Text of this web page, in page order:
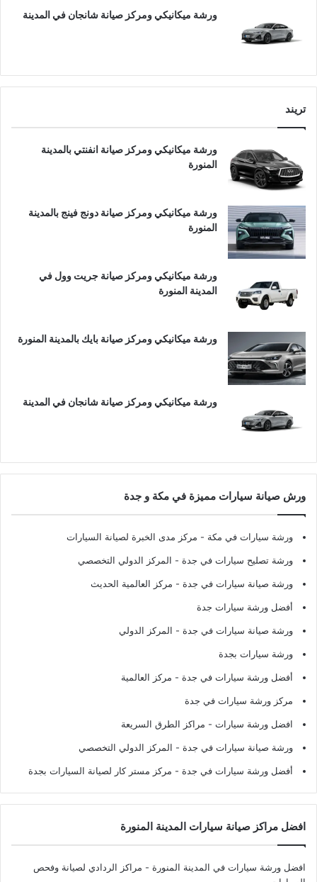
ورشة ميكانيكي ومركز صيانة شانجان في المدينة
تريند
ورشة ميكانيكي ومركز صيانة انفنتي بالمدينة
المنورة
ورشة ميكانيكي ومركز صيانة دونج فينج بالمدينة
المنورة
ورشة ميكانيكي ومركز صيانة جريت وول في
المدينة المنورة
ورشة ميكانيكي ومركز صيانة بايك بالمدينة المنورة
ورشة ميكانيكي ومركز صيانة شانجان في المدينة
ورش صيانة سيارات مميزة في مكة و جدة
ورشة سيارات في مكة - مركز مدى الخبرة لصيانة السيارات
ورشة تصليح سيارات في جدة - المركز الدولي التخصصي
ورشة صيانة سيارات في جدة - مركز العالمية الحديث
أفضل ورشة سيارات جدة
ورشة صيانة سيارات في جدة - المركز الدولي
ورشة سيارات بجدة
أفضل ورشة سيارات في جدة - مركز العالمية
مركز ورشة سيارات في جدة
افضل ورشة سيارات - مراكز الطرق السريعة
ورشة صيانة سيارات في جدة - المركز الدولي التخصصي
أفضل ورشة سيارات في جدة - مركز مستر كار لصيانة السيارات بجدة
افضل مراكز صيانة سيارات المدينة المنورة
افضل ورشة سيارات في المدينة المنورة - مراكز الردادي لصيانة وفحص